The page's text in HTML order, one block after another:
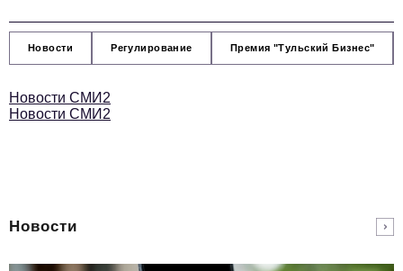
Новости Регулирование Премия "Тульский Бизнес"
Новости СМИ2
Новости СМИ2
Новости